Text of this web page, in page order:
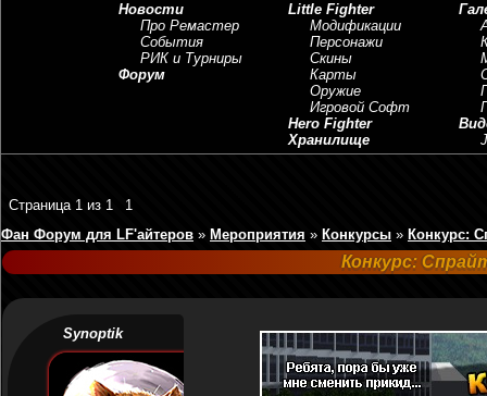
Новости
Про Ремастер
События
РИК и Турниры
Форум
Little Fighter
Модификации
Персонажи
Скины
Карты
Оружие
Игровой Софт
Hero Fighter
Хранилище
Страница 1 из 1
1
Фан Форум для LF'айтеров » Мероприятия » Конкурсы » Конкурс:
Конкурс:
Synoptik